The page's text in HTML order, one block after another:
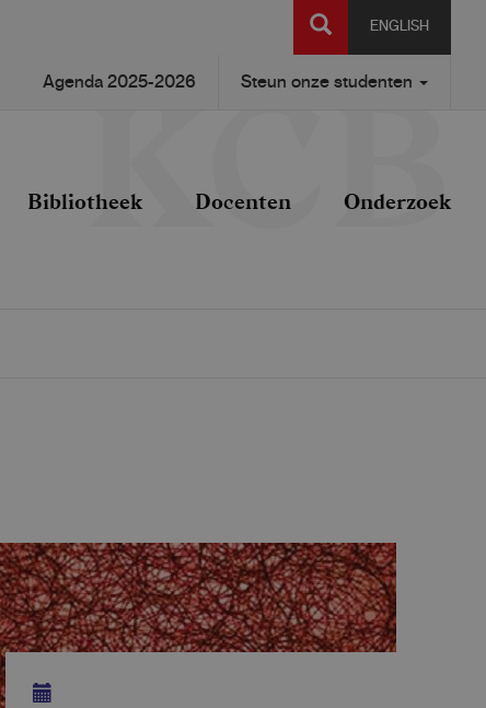
ENGLISH
SEARCH
Agenda 2025-2026 Steun onze studenten
Bibliotheek Docenten Onderzoek